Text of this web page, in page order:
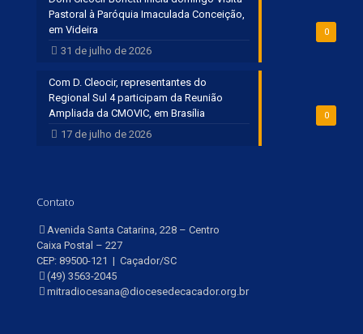
0
Pastoral à Paróquia Imaculada Conceição,
em Videira
31 de julho de 2026
0
Com D. Cleocir, representantes do
Regional Sul 4 participam da Reunião
Ampliada da CMOVIC, em Brasília
17 de julho de 2026
Contato
Avenida Santa Catarina, 228 – Centro
Caixa Postal – 227
CEP: 89500-121 | Caçador/SC
(49) 3563-2045
mitradiocesana@diocesedecacador.org.br